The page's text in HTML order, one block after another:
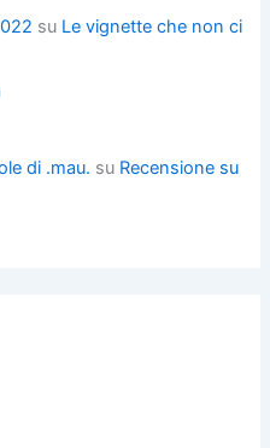
su Le vignette che non ci
di .mau. su Recensione su